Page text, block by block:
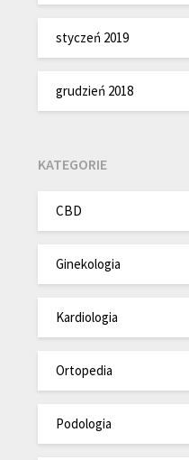
styczeń 2019
grudzień 2018
KATEGORIE
CBD
Ginekologia
Kardiologia
Ortopedia
Podologia